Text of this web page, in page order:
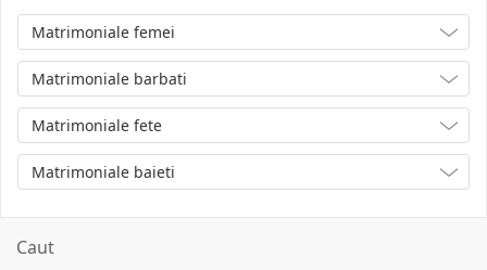
Matrimoniale femei
Matrimoniale barbati
Matrimoniale fete
Matrimoniale baieti
Caut